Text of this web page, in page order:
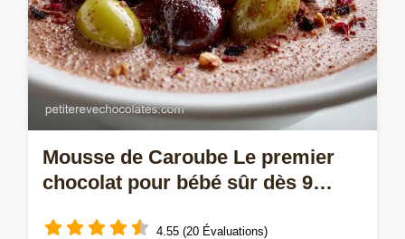
Mousse de Caroube Le premier
chocolat pour bébé sûr dès 9
4.55 (20 Évaluations)